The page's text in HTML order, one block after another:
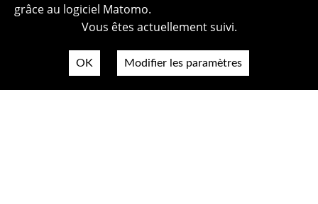
grâce au logiciel Matomo.
Vous êtes actuellement suivi.
OK Modifier les paramètres